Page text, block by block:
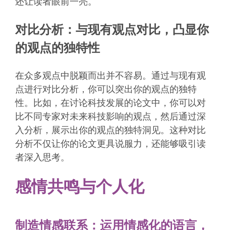
对比分析：与现有观点对比，凸显你
的观点的独特性
在众多观点中脱颖而出并不容易。通过与现有观
点进行对比分析，你可以突出你的观点的独特
性。比如，在讨论科技发展的论文中，你可以对
比不同专家对未来科技影响的观点，然后通过深
入分析，展示出你的观点的独特洞见。这种对比
分析不仅让你的论文更具说服力，还能够吸引读
者深入思考。
感情共鸣与个人化
制造情感联系：运用情感化的语言，